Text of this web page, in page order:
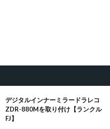
デジタルインナーミラードラレコ
ZDR-880Mを取り付け【ランクル
FJ】